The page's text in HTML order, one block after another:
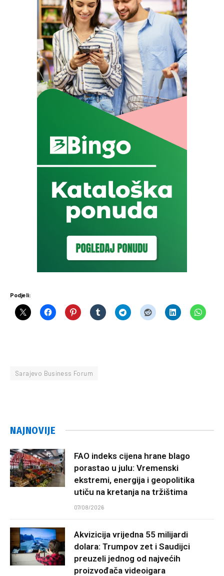
Podjeli:
Sarajevo Business Forum
NAJNOVIJE
FAO indeks cijena hrane blago
porastao u julu: Vremenski
ekstremi, energija i geopolitika
utiču na kretanja na tržištima
07/08/2026
Akvizicija vrijedna 55 milijardi
dolara: Trumpov zet i Saudijci
preuzeli jednog od najvećih
proizvođača videoigara